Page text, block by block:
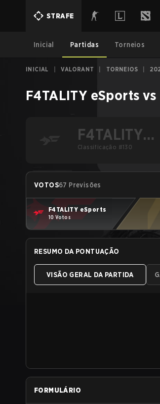
STRAFE
Inicial Partidas Torneios
INICIAL VALORANT TORNEIOS
F4TALITY eSports vs
F4TALITY
eSports
Classificação #130
VOTOS67 Previsões
F4TALITY eSports
10 Votos
RESUMO DA PONTUAÇÃO
VISÃO GERAL DA PARTIDA
FORMULÁRIO